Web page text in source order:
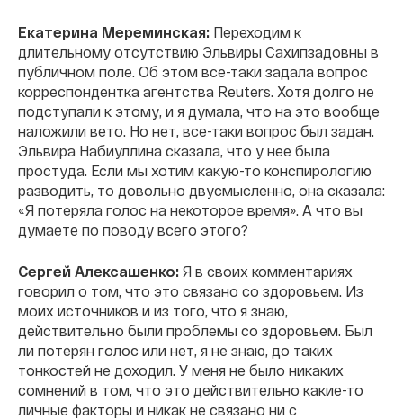
Екатерина Мереминская: Переходим к
длительному отсутствию Эльвиры Сахипзадовны в
публичном поле. Об этом все-таки задала вопрос
корреспондентка агентства Reuters. Хотя долго не
подступали к этому, и я думала, что на это вообще
наложили вето. Но нет, все-таки вопрос был задан.
Эльвира Набиуллина сказала, что у нее была
простуда. Если мы хотим какую-то конспирологию
разводить, то довольно двусмысленно, она сказала:
«Я потеряла голос на некоторое время». А что вы
думаете по поводу всего этого?
Сергей Алексашенко: Я в своих комментариях
говорил о том, что это связано со здоровьем. Из
моих источников и из того, что я знаю,
действительно были проблемы со здоровьем. Был
ли потерян голос или нет, я не знаю, до таких
тонкостей не доходил. У меня не было никаких
сомнений в том, что это действительно какие-то
личные факторы и никак не связано ни с